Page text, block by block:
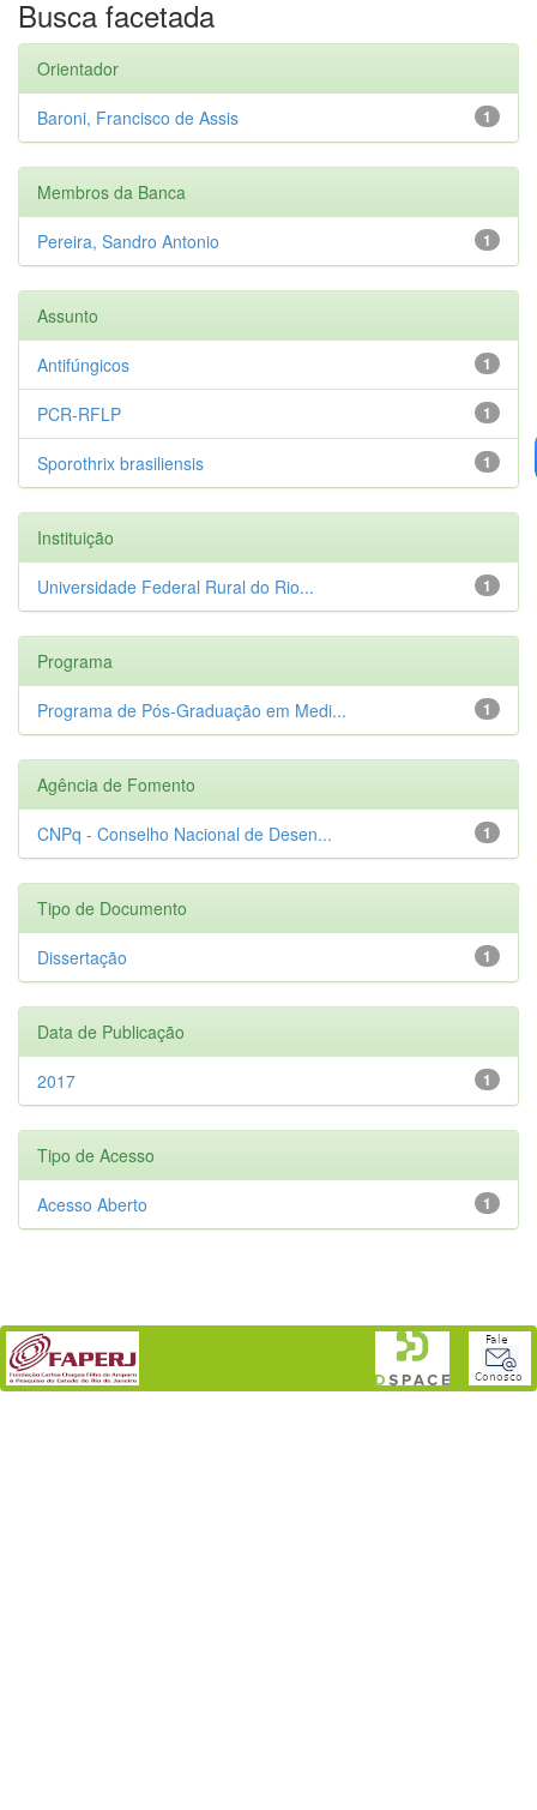
Busca facetada
Orientador
1
Baroni, Francisco de Assis
Membros da Banca
1
Pereira, Sandro Antonio
Assunto
1
Antifúngicos
1
PCR-RFLP
1
Sporothrix brasiliensis
Instituição
1
Universidade Federal Rural do Rio...
Programa
1
Programa de Pós-Graduação em Medi...
Agência de Fomento
1
CNPq - Conselho Nacional de Desen...
Tipo de Documento
1
Dissertação
Data de Publicação
1
2017
Tipo de Acesso
1
Acesso Aberto